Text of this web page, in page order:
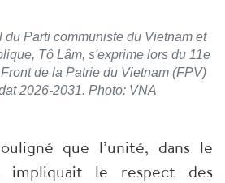
du Parti communiste du Vietnam et
Tô Lâm, s'exprime lors du 11e
de la Patrie du Vietnam (FPV)
2026-2031. Photo: VNA
que l’unité, dans le
impliquait le respect des